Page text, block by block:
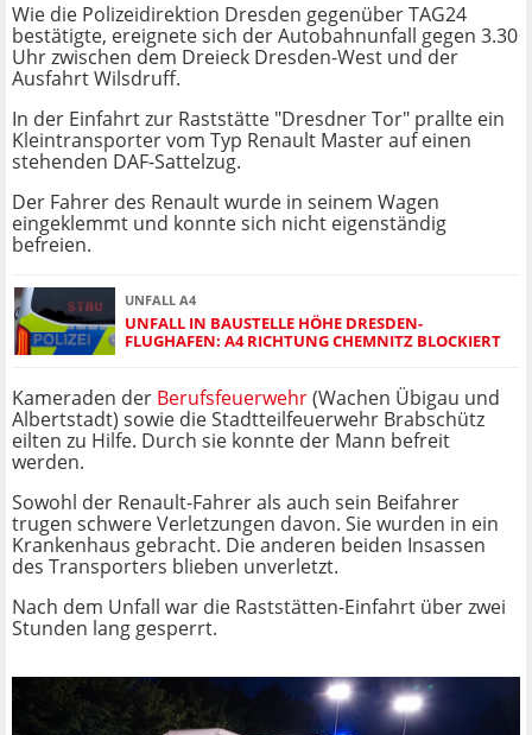
Wie die Polizeidirektion Dresden gegenüber TAG24
bestätigte, ereignete sich der Autobahnunfall gegen 3.30
Uhr zwischen dem Dreieck Dresden-West und der
Ausfahrt Wilsdruff.
In der Einfahrt zur Raststätte "Dresdner Tor" prallte ein
Kleintransporter vom Typ Renault Master auf einen
stehenden DAF-Sattelzug.
Der Fahrer des Renault wurde in seinem Wagen
eingeklemmt und konnte sich nicht eigenständig
befreien.
UNFALL A4
UNFALL IN BAUSTELLE HÖHE DRESDEN-
FLUGHAFEN: A4 RICHTUNG CHEMNITZ BLOCKIERT
Kameraden der Berufsfeuerwehr(Wachen Übigau und
Albertstadt) sowie die Stadtteilfeuerwehr Brabschütz
eilten zu Hilfe. Durch sie konnte der Mann befreit
werden.
Sowohl der Renault-Fahrer als auch sein Beifahrer
trugen schwere Verletzungen davon. Sie wurden in ein
Krankenhaus gebracht. Die anderen beiden Insassen
des Transporters blieben unverletzt.
Nach dem Unfall war die Raststätten-Einfahrt über zwei
Stunden lang gesperrt.